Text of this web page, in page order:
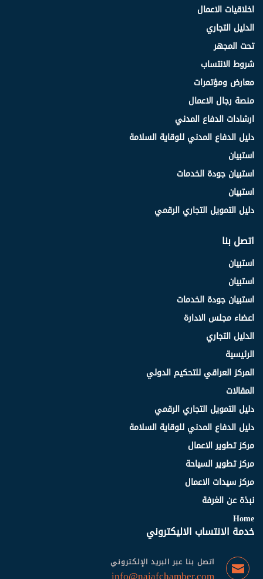
اخلاقيات الاعمال
الدليل التجاري
تحت المجهر
شروط الانتساب
معارض ومؤتمرات
منصة رجال الاعمال
ارشادات الدفاع المدني
دليل الدفاع المدني للوقاية السلامة
استبيان
استبيان جودة الخدمات
استبيان
دليل التمويل التجاري الرقمي
اتصل بنا
استبيان
استبيان
استبيان جودة الخدمات
اعضاء مجلس الادارة
الدليل التجاري
الرئيسية
المركز العراقي للتحكيم الدولي
المقالات
دليل التمويل التجاري الرقمي
دليل الدفاع المدني للوقاية السلامة
مركز تطوير الاعمال
مركز تطوير السياحة
مركز سيدات الاعمال
نبذة عن الغرفة
Home
خدمة الانتساب الاليكتروني
اتصل بنا عبر البريد الإلكتروني